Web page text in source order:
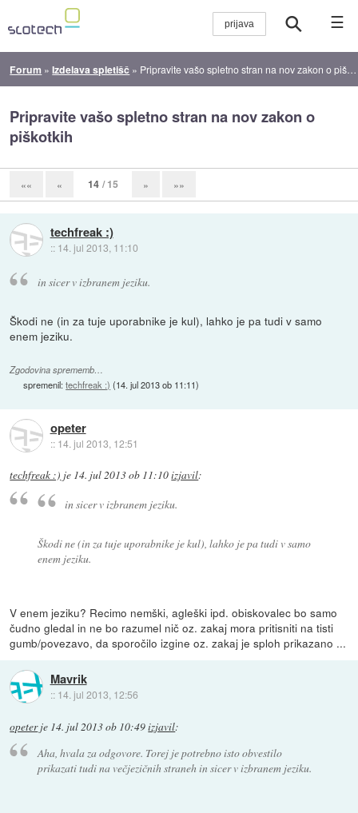
☰
Forum »Izdelava spletišč » Pripravite vašo spletno stran na nov zakon o piškotkih
Pripravite vašo spletno stran na nov zakon o
piškotkih
«« « 14 / 15 » »»
techfreak :)
:: 14. jul 2013, 11:10
in sicer v izbranem jeziku.
Škodi ne (in za tuje uporabnike je kul), lahko je pa tudi v samo
enem jeziku.
Zgodovina sprememb…
spremenil:techfreak :) (14. jul 2013 ob 11:11)
opeter
:: 14. jul 2013, 12:51
techfreak :) je 14. jul 2013 ob 11:10izjavil:
in sicer v izbranem jeziku.
Škodi ne (in za tuje uporabnike je kul), lahko je pa tudi v samo
enem jeziku.
V enem jeziku? Recimo nemški, agleški ipd. obiskovalec bo samo
čudno gledal in ne bo razumel nič oz. zakaj mora pritisniti na tisti
gumb/povezavo, da sporočilo izgine oz. zakaj je sploh prikazano ...
Mavrik
:: 14. jul 2013, 12:56
opeterje 14. jul 2013 ob 10:49izjavil:
Aha, hvala za odgovore. Torej je potrebno isto obvestilo
prikazati tudi na večjezičnih straneh in sicer v izbranem jeziku.